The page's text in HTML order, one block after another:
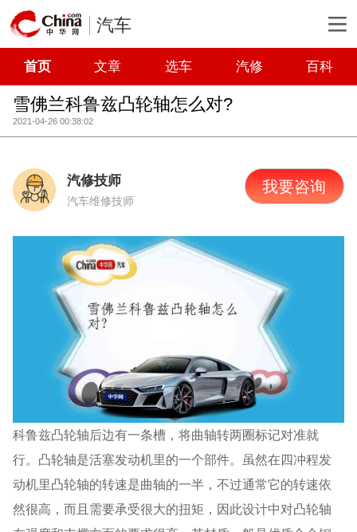
汽车
首页 文章 选车 汽修 百科
雪佛兰科鲁兹凸轮轴怎么对?
2021-04-26 00:38:02
汽修技师
汽车维修技师
我要咨询
科鲁兹凸轮轴后边有一条槽，将曲轴转两圈标记对准就
行。凸轮轴是活塞发动机里的一个部件。虽然在四冲程发
动机里凸轮轴的转速是曲轴的一半，不过通常它的转速依
然很高，而且需要承受很大的扭矩，因此设计中对凸轮轴